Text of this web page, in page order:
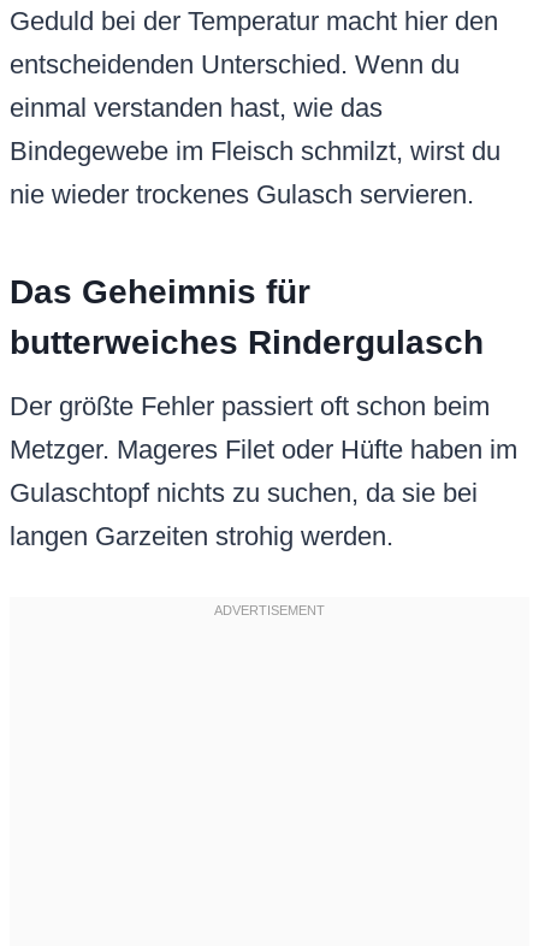
Geduld bei der Temperatur macht hier den
entscheidenden Unterschied. Wenn du
einmal verstanden hast, wie das
Bindegewebe im Fleisch schmilzt, wirst du
nie wieder trockenes Gulasch servieren.
Das Geheimnis für
butterweiches Rindergulasch
Der größte Fehler passiert oft schon beim
Metzger. Mageres Filet oder Hüfte haben im
Gulaschtopf nichts zu suchen, da sie bei
langen Garzeiten strohig werden.